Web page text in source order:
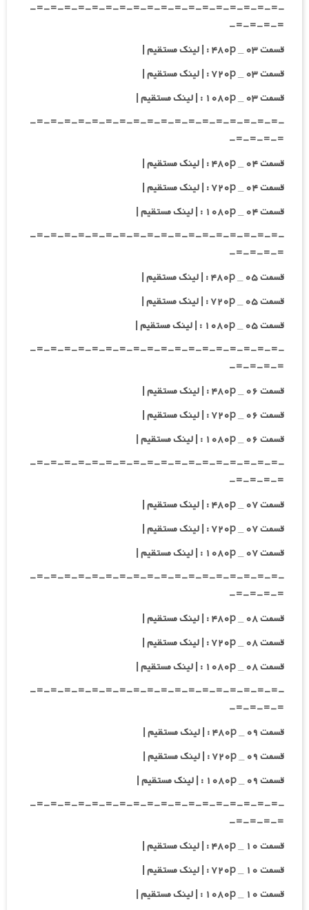
-=-=-=-=-=-=-=-=-=-=-=-=-=-=-=-=-=-=-
=-=-=-=-
قسمت ۰۳ _ ۴۸۰p : | لینک مستقیم |
قسمت ۰۳ _ ۷۲۰p : | لینک مستقیم |
قسمت ۰۳ _ ۱۰۸۰p : | لینک مستقیم |
-=-=-=-=-=-=-=-=-=-=-=-=-=-=-=-=-=-=-
=-=-=-=-
قسمت ۰۴ _ ۴۸۰p : | لینک مستقیم |
قسمت ۰۴ _ ۷۲۰p : | لینک مستقیم |
قسمت ۰۴ _ ۱۰۸۰p : | لینک مستقیم |
-=-=-=-=-=-=-=-=-=-=-=-=-=-=-=-=-=-=-
=-=-=-=-
قسمت ۰۵ _ ۴۸۰p : | لینک مستقیم |
قسمت ۰۵ _ ۷۲۰p : | لینک مستقیم |
قسمت ۰۵ _ ۱۰۸۰p : | لینک مستقیم |
-=-=-=-=-=-=-=-=-=-=-=-=-=-=-=-=-=-=-
=-=-=-=-
قسمت ۰۶ _ ۴۸۰p : | لینک مستقیم |
قسمت ۰۶ _ ۷۲۰p : | لینک مستقیم |
قسمت ۰۶ _ ۱۰۸۰p : | لینک مستقیم |
-=-=-=-=-=-=-=-=-=-=-=-=-=-=-=-=-=-=-
=-=-=-=-
قسمت ۰۷ _ ۴۸۰p : | لینک مستقیم |
قسمت ۰۷ _ ۷۲۰p : | لینک مستقیم |
قسمت ۰۷ _ ۱۰۸۰p : | لینک مستقیم |
-=-=-=-=-=-=-=-=-=-=-=-=-=-=-=-=-=-=-
=-=-=-=-
قسمت ۰۸ _ ۴۸۰p : | لینک مستقیم |
قسمت ۰۸ _ ۷۲۰p : | لینک مستقیم |
قسمت ۰۸ _ ۱۰۸۰p : | لینک مستقیم |
-=-=-=-=-=-=-=-=-=-=-=-=-=-=-=-=-=-=-
=-=-=-=-
قسمت ۰۹ _ ۴۸۰p : | لینک مستقیم |
قسمت ۰۹ _ ۷۲۰p : | لینک مستقیم |
قسمت ۰۹ _ ۱۰۸۰p : | لینک مستقیم |
-=-=-=-=-=-=-=-=-=-=-=-=-=-=-=-=-=-=-
=-=-=-=-
قسمت ۱۰ _ ۴۸۰p : | لینک مستقیم |
قسمت ۱۰ _ ۷۲۰p : | لینک مستقیم |
قسمت ۱۰ _ ۱۰۸۰p : | لینک مستقیم |